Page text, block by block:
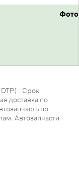
Фото
. Срок
доставка по
по
Автозапчасти